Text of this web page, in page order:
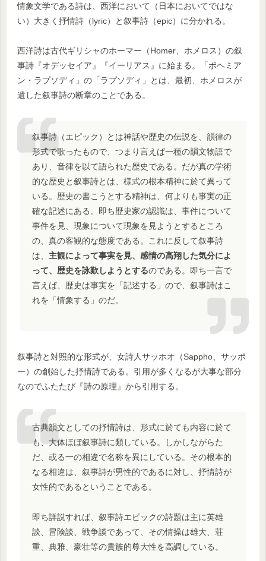
情象文学である詩は、西洋において（日本においてではな
い）大きく抒情詩（lyric）と叙事詩（epic）に分かれる。
西洋詩は古代ギリシャのホーマー（Homer、ホメロス）の叙
事詩『オデッセイア』『イーリアス』に始まる。「ボヘミア
ン・ラプソディ」の「ラプソディ」とは、最初、ホメロスが
遺した叙事詩の断章のことである。
叙事詩（エピック）とは神話や歴史の伝説を、韻律の
形式で歌ったもので、つまり言えば一種の韻文物語で
あり、音律を以て語られた歴史である。だが真の学術
的な歴史と叙事詩とは、様式の根本精神に於て異って
いる。歴史の書こうとする精神は、何よりも事実の正
確な記述にある。即ち歴史家の認識は、事件について
事件を見、現象について現象を見ようとするところ
の、真の客観的な態度である。これに反して叙事詩
は、 主観によって事実を見、感情の高翔した気分によ
って、歴史を詠歎しようとするのである。即ち一言で
言えば、歴史は事実を「記述する」ので、叙事詩はこ
れを「情象する」のだ。
叙事詩と対照的な形式が、女詩人サッホオ（Sappho、サッポ
ー）の創始した抒情詩である。引用が多くなるが大事な部分
なのでふたたび『詩の原理』から引用する。
古典韻文としての抒情詩は、形式に於ても内容に於て
も、大体ほぼ叙事詩に類している。しかしながらた
だ、或る一の相違で名称を異にしている。その根本的
なる相違は、叙事詩が男性的であるに対し、抒情詩が
女性的であるということである。
即ち詳説すれば、叙事詩エピックの詩題は主に英雄
談、冒険談、戦争談であって、その情操は雄大、荘
重、典雅、豪壮等の貴族的尊大性を高調している。